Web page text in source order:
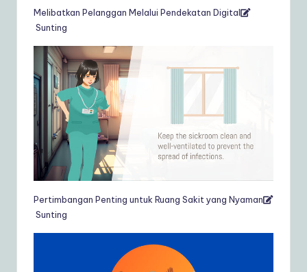
Melibatkan Pelanggan Melalui Pendekatan Digital
Sunting
Pertimbangan Penting untuk Ruang Sakit yang Nyaman
Sunting